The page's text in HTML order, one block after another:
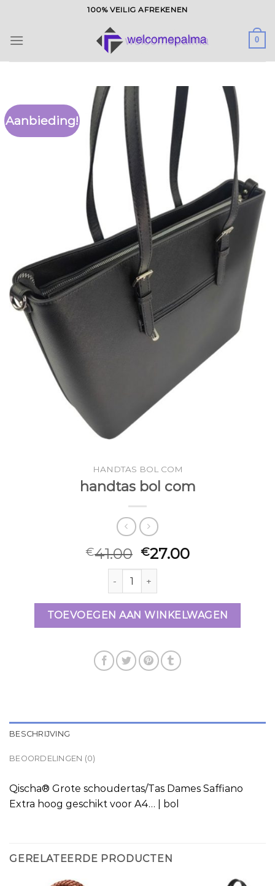
inhoud
100% VEILIG AFREKENEN
0
Aanbieding!
HANDTAS BOL COM
handtas bol com
€41.00 €27.00
handtas bol com aantal
TOEVOEGEN AAN WINKELWAGEN
BESCHRIJVING
BEOORDELINGEN (0)
Qischa® Grote schoudertas/Tas Dames Saffiano
Extra hoog geschikt voor A4… | bol
GERELATEERDE PRODUCTEN